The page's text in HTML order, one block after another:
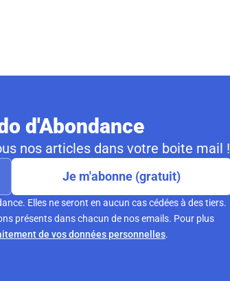
d'Abondance
nos articles dans votre boite mail !
Je m'abonne (gratuit)
Elles ne seront en aucun cas cédées à des tiers.
présents dans chacun de nos emails. Pour plus
de vos données personnelles.